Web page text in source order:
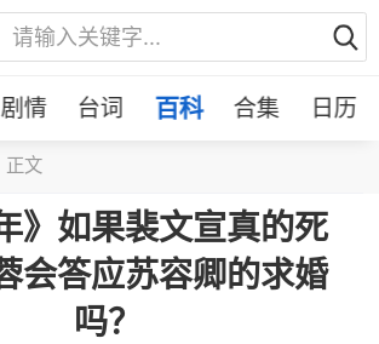
剧情 台词 百科 合集 日历
正文
》如果裴文宣真的死
会答应苏容卿的求婚
吗？